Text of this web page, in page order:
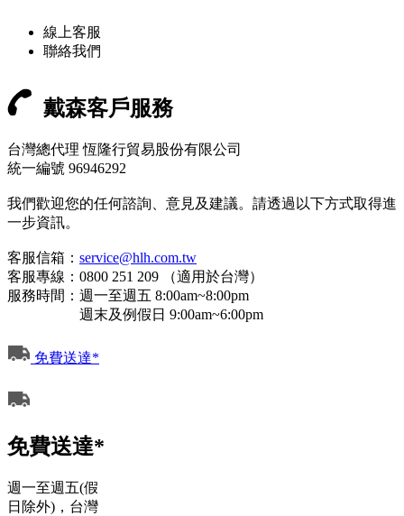
線上客服
聯絡我們
戴森客戶服務
台灣總代理 恆隆行貿易股份有限公司
統一編號 96946292
我們歡迎您的任何諮詢、意見及建議。請透過以下方式取得進
一步資訊。
客服信箱： service@hlh.com.tw
客服專線：0800 251 209 （適用於台灣）
服務時間：週一至週五 8:00am~8:00pm
週末及例假日 9:00am~6:00pm
免費送達*
免費送達*
週一至週五(假
日除外)，台灣